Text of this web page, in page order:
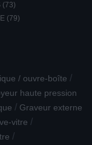
(73)
(79)
/ ouvre-boîte /
haute pression
/ Graveur externe
vitre /
/